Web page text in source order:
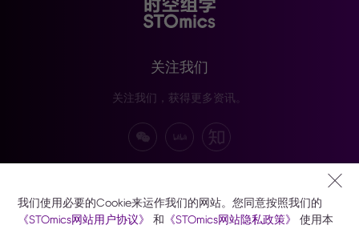
关注我们
关注我们，获得更多资讯。
订阅以接收华大时空技术、产品及活动资讯。
我们使用必要的Cookie来运作我们的网站。您同意按照我们的
《STOmics网站用户协议》
和 《STOmics网站隐私政策》 使用本